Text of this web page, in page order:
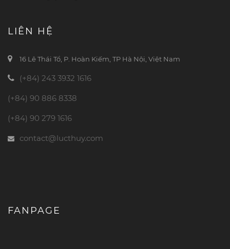
LIÊN HỆ
16 Lê Thái Tổ, P. Hoàn Kiếm, TP Hà Nội, Việt Nam
(+84) 243 3932 1616
(+84) 90 886 8338
(+84) 90 279 1616
contact@lucthuy.com
FANPAGE